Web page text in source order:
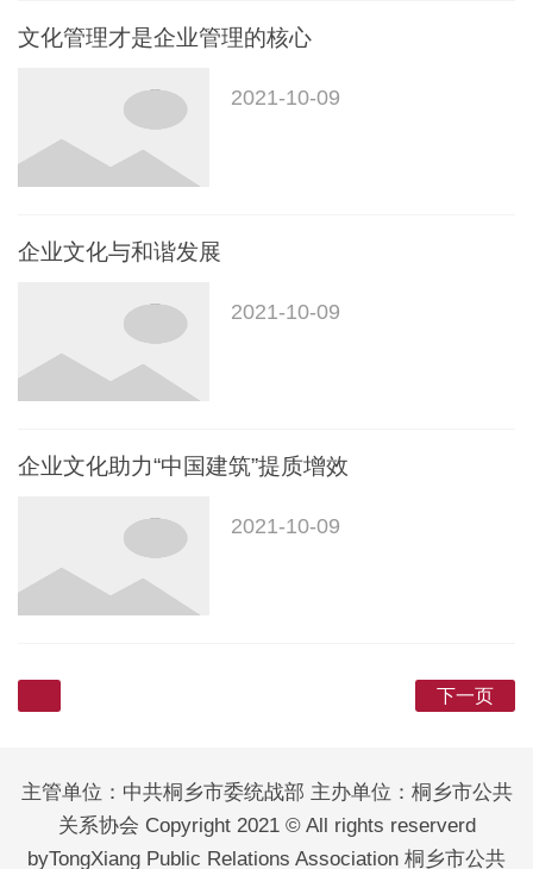
文化管理才是企业管理的核心
2021-10-09
企业文化与和谐发展
2021-10-09
企业文化助力“中国建筑”提质增效
2021-10-09
下一页
主管单位：中共桐乡市委统战部 主办单位：桐乡市公共
关系协会 Copyright 2021 © All rights reserverd
byTongXiang Public Relations Association 桐乡市公共